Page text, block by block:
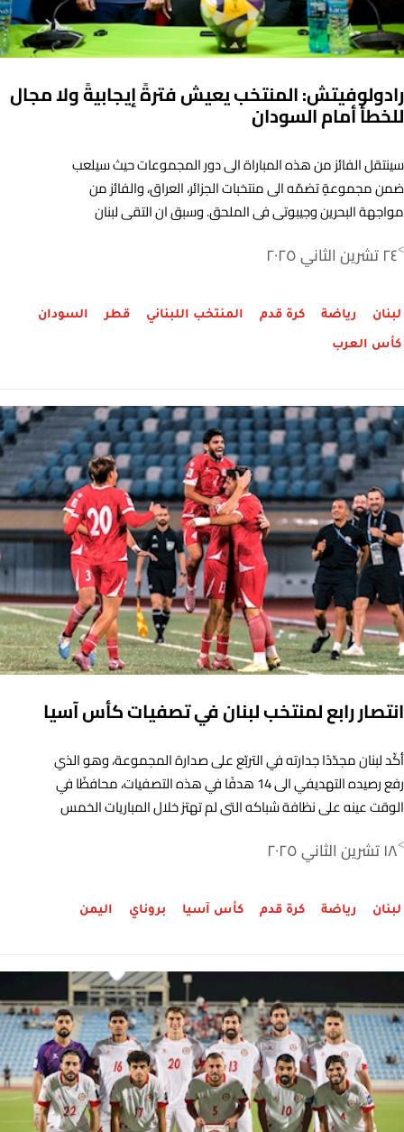
رادولوفيتش: المنتخب يعيش فترةً إيجابيةً ولا مجال
للخطأ أمام السودان
سينتقل الفائز من هذه المباراة الى دور المجموعات حيث سيلعب
ضمن مجموعةٍ تضمّه الى منتخبات الجزائر، العراق، والفائز من
مواجهة البحرين وجيبوتي في الملحق. وسبق ان التقى لبنان
وحيد في الدوحة.
>٢٤ تشرين الثاني ٢٠٢٥
لبنان رياضة كرة قدم المنتخب اللبناني قطر السودان
كأس العرب
انتصار رابع لمنتخب لبنان في تصفيات كأس آسيا
أكّد لبنان مجدّدًا جدارته في التربّع على صدارة المجموعة، وهو الذي
رفع رصيده التهديفي الى 14 هدفًا في هذه التصفيات، محافظًا في
الوقت عينه على نظافة شباكه التي لم تهتز خلال المباريات الخمس
>١٨ تشرين الثاني ٢٠٢٥
لبنان رياضة كرة قدم كأس آسيا بروناي اليمن